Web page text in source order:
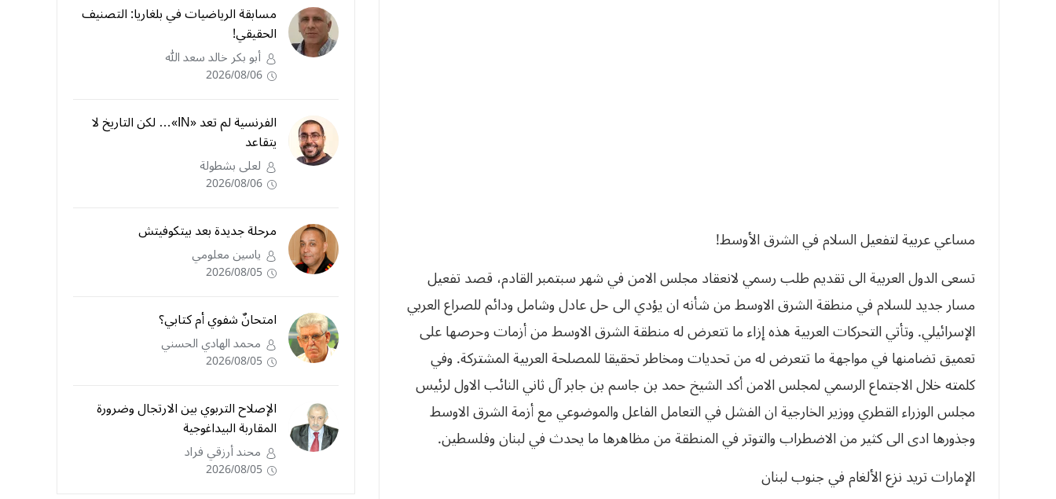
مساعي‮ ‬عربية‮ ‬لتفعيل‮ ‬السلام‮ ‬في‮ ‬الشرق‮ ‬الأوسط‮! ‬
تسعى الدول العربية الى تقديم طلب رسمي لانعقاد مجلس الامن في شهر سبتمبر القادم، قصد تفعيل
مسار جديد للسلام في منطقة الشرق الاوسط من شأنه ان يؤدي الى حل عادل وشامل ودائم للصراع العربي
الإسرائيلي. وتأتي التحركات العربية هذه إزاء ما تتعرض له منطقة الشرق الاوسط من أزمات وحرصها على
تعميق تضامنها في مواجهة ما تتعرض له من تحديات ومخاطر تحقيقا للمصلحة العربية المشتركة. وفي
كلمته خلال الاجتماع الرسمي لمجلس الامن أكد الشيخ حمد بن جاسم بن جابر آل ثاني النائب الاول لرئيس
مجلس الوزراء القطري ووزير الخارجية ان الفشل في التعامل‮ ‬الفاعل‮ ‬والموضوعي‮ ‬مع‮ ‬أزمة‮ ‬الشرق‮ ‬الاوسط‮
‬وجذورها‮ ‬ادى‮ ‬الى‮ ‬كثير‮ ‬من‮ ‬الاضطراب‮ ‬والتوتر‮ ‬في‮ ‬المنطقة‮ ‬من‮ ‬مظاهرها‮ ‬ما‮ ‬يحدث‮ ‬في‮ ‬لبنان‮ ‬وفلسطين‮. ‬
الإمارات‮ ‬تريد‮ ‬نزع‮ ‬الألغام‮ ‬في‮ ‬جنوب‮ ‬لبنان
مسابقة الرياضيات في بلغاريا: التصنيف
الحقيقي!
أبو بكر خالد سعد الله
2026/08/06
الفرنسية لم تعد «IN»… لكن التاريخ لا
يتقاعد
لعلى بشطولة
2026/08/06
مرحلة جديدة بعد بيتكوفيتش
ياسين معلومي
2026/08/05
امتحانٌ شفوي أم كتابي؟
محمد الهادي الحسني
2026/08/05
الإصلاح التربوي بين الارتجال وضرورة
المقاربة البيداغوجية
محند أرزقي فراد
2026/08/05